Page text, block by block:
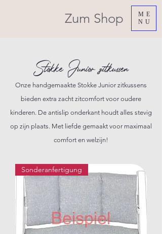
ME
NU
Zum Shop
Stokke Junior zitkussen
Onze handgemaakte Stokke Junior zitkussens
bieden extra zacht zitcomfort voor oudere
kinderen. De antislip onderkant houdt alles stevig
op zijn plaats. Met liefde gemaakt voor maximaal
comfort en welzijn!
Sonderanfertigung